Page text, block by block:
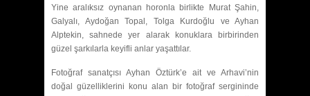
Yine aralıksız oynanan horonla birlikte Murat Şahin,
Galyalı, Aydoğan Topal, Tolga Kurdoğlu ve Ayhan
Alptekin, sahnede yer alarak konuklara birbirinden
güzel şarkılarla keyifli anlar yaşattılar.
Fotoğraf sanatçısı Ayhan Öztürk’e ait ve Arhavi’nin
doğal güzelliklerini konu alan bir fotoğraf sergininde